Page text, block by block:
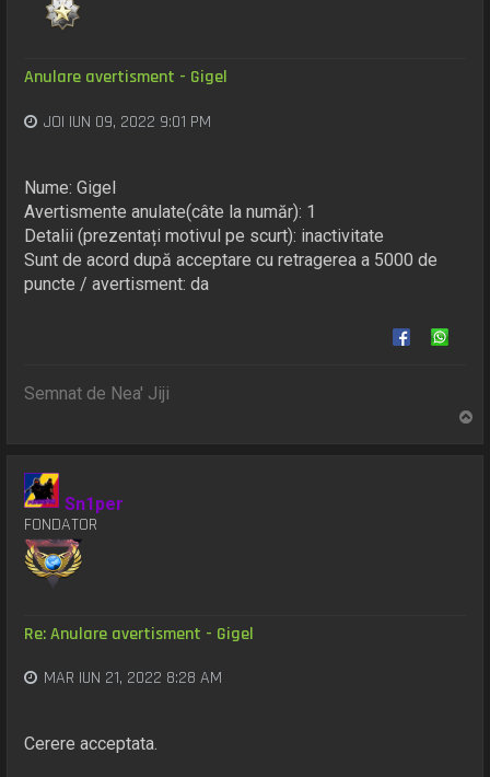
Anulare avertisment - Gigel
JOI IUN 09, 2022 9:01 PM
Nume: Gigel
Avertismente anulate(câte la număr): 1
Detalii (prezentați motivul pe scurt): inactivitate
Sunt de acord după acceptare cu retragerea a 5000 de
puncte / avertisment: da
Semnat de Nea' Jiji
Sn1per
FONDATOR
Re: Anulare avertisment - Gigel
MAR IUN 21, 2022 8:28 AM
Cerere acceptata.